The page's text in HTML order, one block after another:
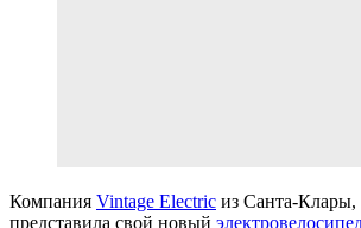
Компания Vintage Electric из Санта-
представила свой новый